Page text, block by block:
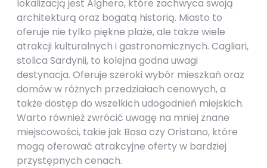
lokalizacją jest Alghero, które zachwyca swoją
architekturą oraz bogatą historią. Miasto to
oferuje nie tylko piękne plaże, ale także wiele
atrakcji kulturalnych i gastronomicznych. Cagliari,
stolica Sardynii, to kolejna godna uwagi
destynacja. Oferuje szeroki wybór mieszkań oraz
domów w różnych przedziałach cenowych, a
także dostęp do wszelkich udogodnień miejskich.
Warto również zwrócić uwagę na mniej znane
miejscowości, takie jak Bosa czy Oristano, które
mogą oferować atrakcyjne oferty w bardziej
przystępnych cenach.